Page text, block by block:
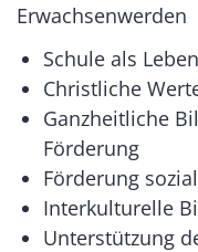
Erwachsenwerden
Schule als
Christliche
Ganzheitliche
Förderung
Förderung
Interkulturelle
Unterstützung